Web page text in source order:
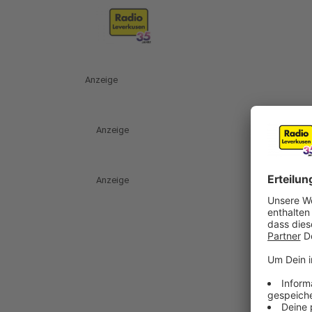
Anzeige
Anzeige
Anzeige